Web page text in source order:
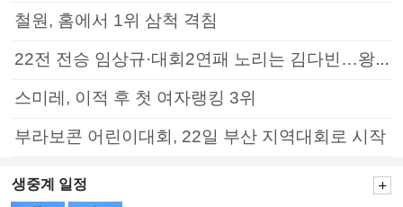
철원, 홈에서 1위 삼척 격침
22전 전승 임상규·대회2연패 노리는 김다빈…왕중왕전 16강 7일부터
스미레, 이적 후 첫 여자랭킹 3위
부라보콘 어린이대회, 22일 부산 지역대회로 시작
생중계 일정